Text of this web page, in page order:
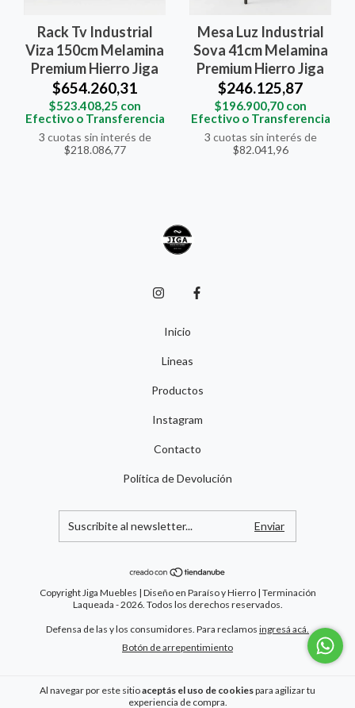
Al navegar por este sitioaceptás el uso de cookiespara agilizar tu
experiencia de compra.
Rack Tv Industrial
Viza 150cm Melamina
Premium Hierro Jiga
$654.260,31
$523.408,25 con
Efectivo o Transferencia
3 cuotas sin interés de
$218.086,77
Mesa Luz Industrial
Sova 41cm Melamina
Premium Hierro Jiga
$246.125,87
$196.900,70 con
Efectivo o Transferencia
3 cuotas sin interés de
$82.041,96
Inicio
Lineas
Productos
Instagram
Contacto
Política de Devolución
Copyright Jiga Muebles | Diseño en Paraíso y Hierro | Terminación
Laqueada - 2026. Todos los derechos reservados.
Defensa de las y los consumidores. Para reclamos ingresá acá.
Botón de arrepentimiento